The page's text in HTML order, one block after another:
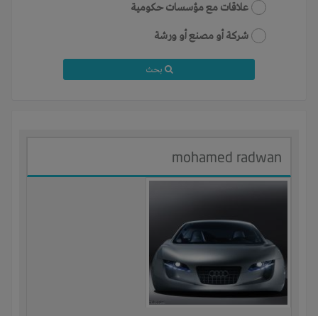
علاقات مع مؤسسات حكومية
شركة أو مصنع أو ورشة
mohamed radwan